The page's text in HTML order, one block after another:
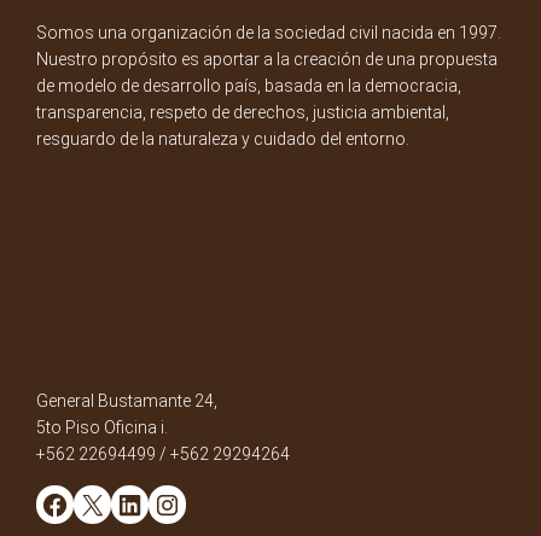
Somos una organización de la sociedad civil nacida en 1997.
Nuestro propósito es aportar a la creación de una propuesta
de modelo de desarrollo país, basada en la democracia,
transparencia, respeto de derechos, justicia ambiental,
resguardo de la naturaleza y cuidado del entorno.
General Bustamante 24,
5to Piso Oficina i.
+562 22694499 / +562 29294264